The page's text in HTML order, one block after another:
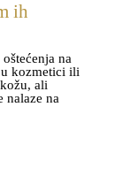
ih
na
u kozmetici ili
ali
nalaze na